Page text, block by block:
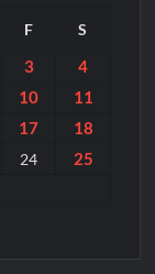
F S
3
4
10 11
17
18
24
25